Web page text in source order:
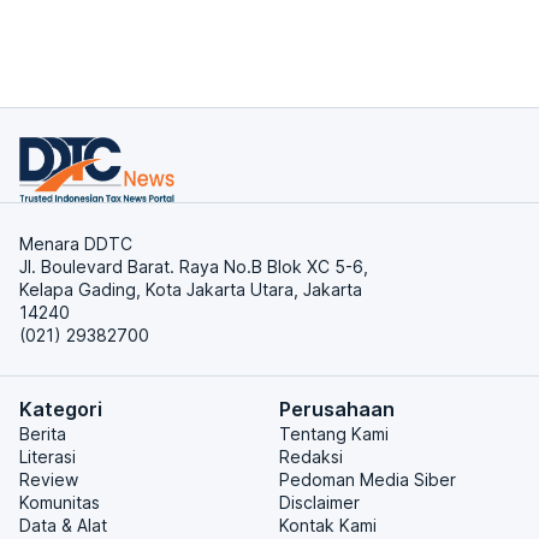
Menara DDTC
Jl. Boulevard Barat. Raya No.B Blok XC 5-6,
Kelapa Gading, Kota Jakarta Utara, Jakarta
14240
(021) 29382700
Kategori
Berita
Literasi
Review
Komunitas
Data & Alat
Perusahaan
Tentang Kami
Redaksi
Pedoman Media Siber
Disclaimer
Kontak Kami